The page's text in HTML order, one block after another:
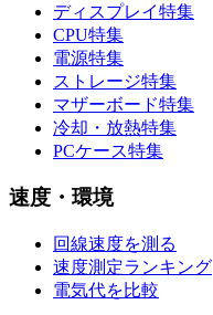
ディスプレイ特集
CPU特集
電源特集
ストレージ特集
マザーボード特集
冷却・放熱特集
PCケース特集
速度・環境
回線速度を測る
速度測定ランキング
電気代を比較